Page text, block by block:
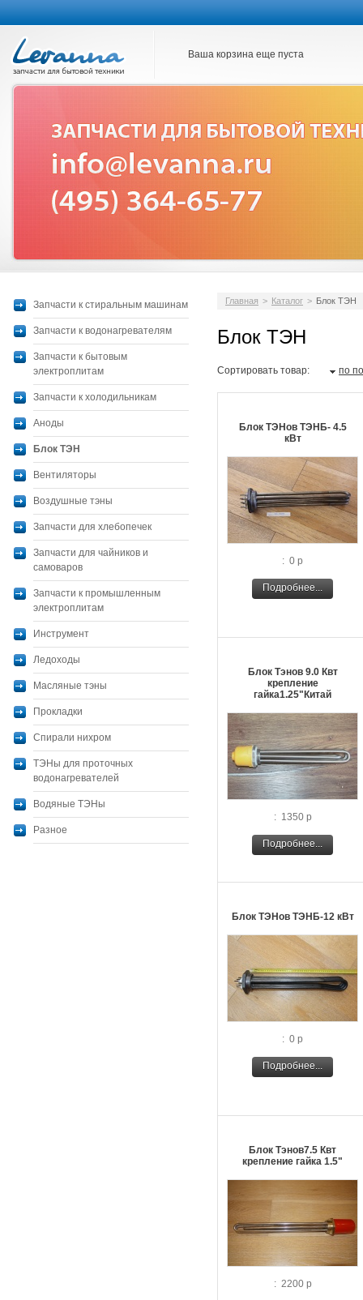
Ваша корзина еще пуста
Запчасти к стиральным машинам
Запчасти к водонагревателям
Запчасти к бытовым
электроплитам
Запчасти к холодильникам
Аноды
Блок ТЭН
Вентиляторы
Воздушные тэны
Запчасти для хлебопечек
Запчасти для чайников и
самоваров
Запчасти к промышленным
электроплитам
Инструмент
Ледоходы
Масляные тэны
Прокладки
Спирали нихром
ТЭНы для проточных
водонагревателей
Водяные ТЭНы
Разное
Главная > Каталог > Блок ТЭН
Блок ТЭН
Сортировать товар: по
Блок ТЭНов ТЭНБ- 4.5
кВт
: 0 р
Подробнее...
Блок Тэнов 9.0 Квт
крепление
гайка1.25"Китай
: 1350 р
Подробнее...
Блок ТЭНов ТЭНБ-12 кВт
: 0 р
Подробнее...
Блок Тэнов7.5 Квт
крепление гайка 1.5"
: 2200 р